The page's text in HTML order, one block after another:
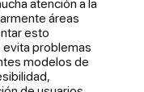
áreas
esto
problemas
modelos de